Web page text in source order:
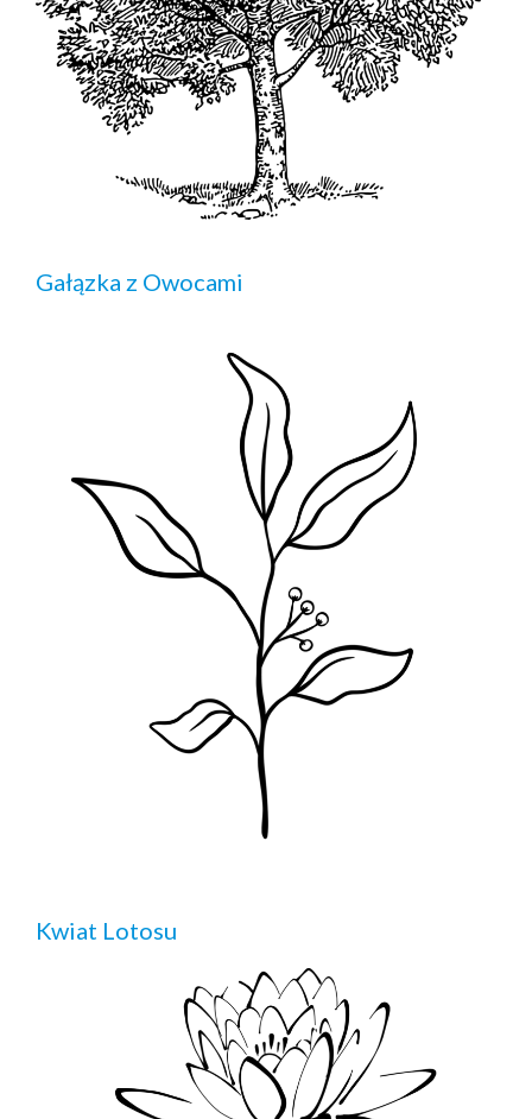
Gałązka z Owocami
Kwiat Lotosu